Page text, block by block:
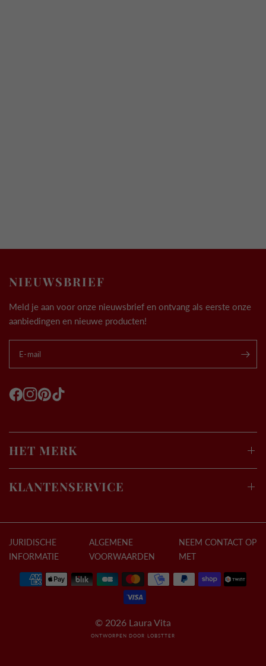
NIEUWSBRIEF
Meld je aan voor onze nieuwsbrief en ontvang als eerste onze
aanbiedingen en nieuwe producten!
E-mail
HET MERK
KLANTENSERVICE
© 2026 Laura Vita
ONTWORPEN DOOR LOBSTTER
JURIDISCHE
INFORMATIE
ALGEMENE
VOORWAARDEN
NEEM CONTACT OP
MET